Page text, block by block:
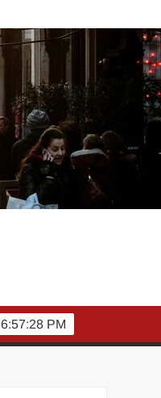
6:57:28 PM